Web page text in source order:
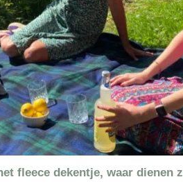
fleece dekentje, waar dienen